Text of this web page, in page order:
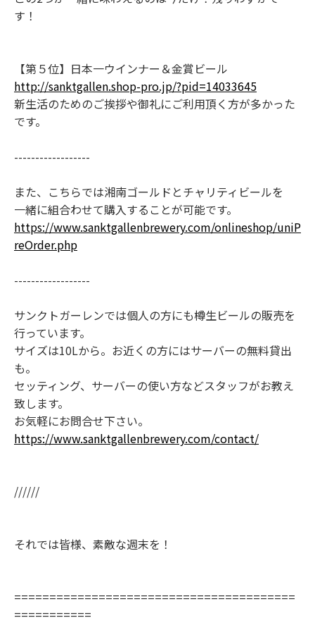
す！
【第５位】日本一ウインナー＆金賞ビール
http://sanktgallen.shop-pro.jp/?pid=14033645
新生活のためのご挨拶や御礼にご利用頂く方が多かった
です。
------------------
また、こちらでは湘南ゴールドとチャリティビールを
一緒に組合わせて購入することが可能です。
https://www.sanktgallenbrewery.com/onlineshop/uniP
reOrder.php
------------------
サンクトガーレンでは個人の方にも樽生ビールの販売を
行っています。
サイズは10Lから。お近くの方にはサーバーの無料貸出
も。
セッティング、サーバーの使い方などスタッフがお教え
致します。
お気軽にお問合せ下さい。
https://www.sanktgallenbrewery.com/contact/
//////
それでは皆様、素敵な週末を！
========================================
===========